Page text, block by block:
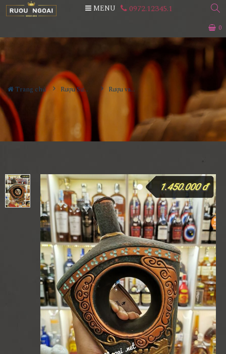
0
MENU 0972.12345.1
Trang chủ Rượu Sưu Tầm - Nga Rượu vang Georgia Reb Wines S96